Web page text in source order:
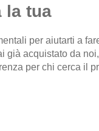
la tua
per aiutarti a
già acquistato da
per chi cerca il